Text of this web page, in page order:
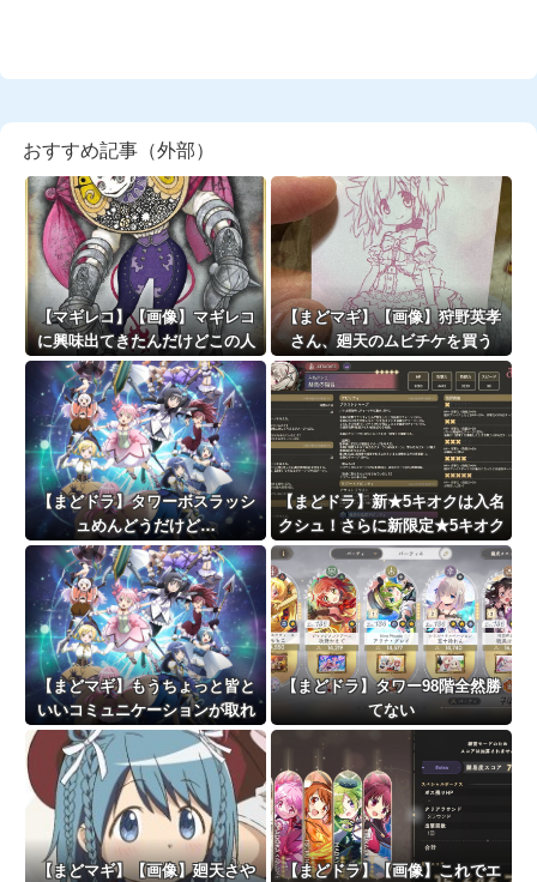
おすすめ記事（外部）
【マギレコ】【画像】マギレコ
に興味出てきたんだけどこの人
どういう人なの
【まどマギ】【画像】狩野英孝
さん、廻天のムビチケを買う
【まどドラ】タワーボスラッシ
ュめんどうだけど…
【まどドラ】新★5キオクは入名
クシュ！さらに新限定★5キオク
に叛逆マミ＆さやか！！！！
【まどマギ】もうちょっと皆と
いいコミュニケーションが取れ
てたらなってみんな思う
【まどドラ】タワー98階全然勝
てない
【まどマギ】【画像】廻天さや
【まどドラ】【画像】これでエ